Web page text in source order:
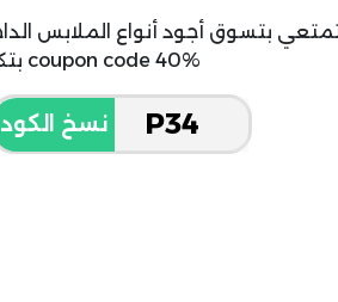
coupon code 40% بتكلفة تنافس أي مكان آخر.
نسخ الكود